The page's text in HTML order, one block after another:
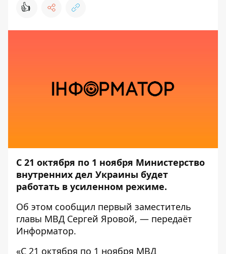
👍
С 21 октября по 1 ноября Министерство
внутренних дел Украины будет
работать в усиленном режиме.
Об этом сообщил первый заместитель
главы МВД Сергей Яровой, — передаёт
Информатор.
«С 21 октября по 1 ноября МВД